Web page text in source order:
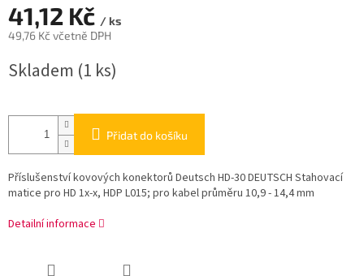
41,12 Kč / ks
49,76 Kč včetně DPH
cena:
Skladem (1 ks)
Přidat do košíku
Příslušenství kovových konektorů Deutsch HD-30 DEUTSCH Stahovací
matice pro HD 1x-x, HDP L015; pro kabel průměru 10,9 - 14,4 mm
Detailní informace